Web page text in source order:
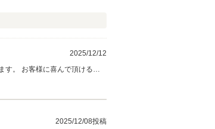
2025/12/12
す。 お客様に喜んで頂けるこ
2025/12/08投稿